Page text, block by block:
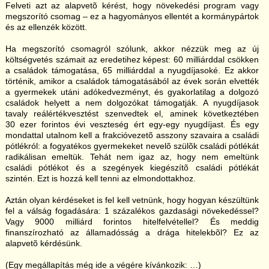
Felveti azt az alapvetõ kérést, hogy növekedési program vagy
megszorító csomag – ez a hagyományos ellentét a kormánypártok
és az ellenzék között.
Ha megszorító csomagról szólunk, akkor nézzük meg az új
költségvetés számait az eredetihez képest: 60 milliárddal csökken
a családok támogatása, 65 milliárddal a nyugdíjasoké. Ez akkor
történik, amikor a családok támogatásából az évek során elvették
a gyermekek utáni adókedvezményt, és gyakorlatilag a dolgozó
családok helyett a nem dolgozókat támogatják. A nyugdíjasok
tavaly reálértékvesztést szenvedtek el, aminek következtében
30 ezer forintos évi veszteség ért egy-egy nyugdíjast. És egy
mondattal utalnom kell a frakcióvezetõ asszony szavaira a családi
pótlékról: a fogyatékos gyermekeket nevelõ szülõk családi pótlékát
radikálisan emeltük. Tehát nem igaz az, hogy nem emeltünk
családi pótlékot és a szegények kiegészítõ családi pótlékát
szintén. Ezt is hozzá kell tenni az elmondottakhoz.
Aztán olyan kérdéseket is fel kell vetnünk, hogy hogyan készültünk
fel a válság fogadására: 1 százalékos gazdasági növekedéssel?
Vagy 9000 milliárd forintos hitelfelvétellel? És meddig
finanszírozható az államadósság a drága hitelekbõl? Ez az
alapvetõ kérdésünk.
(Egy megállapítás még ide a végére kívánkozik: …)